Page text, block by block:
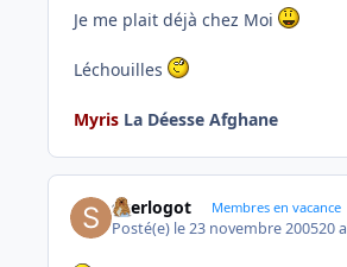
Je me plait déjà chez Moi
Léchouilles
Myris La Déesse Afghane
skerlogot Membres en vacance
Posté(e) le 23 novembre 200520 a